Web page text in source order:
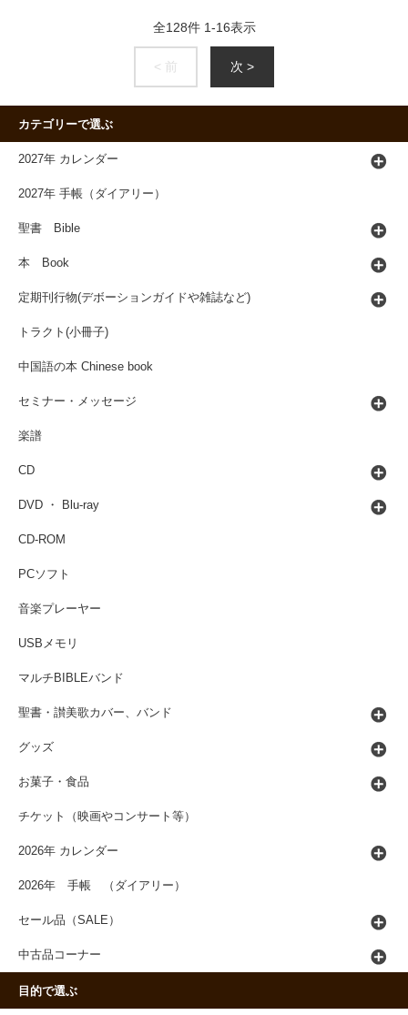
全128件 1-16表示
< 前 次 >
カテゴリーで選ぶ
2027年 カレンダー
2027年 手帳（ダイアリー）
聖書 Bible
本 Book
定期刊行物(デボーションガイドや雑誌など)
トラクト(小冊子)
中国語の本 Chinese book
セミナー・メッセージ
楽譜
CD
DVD ・ Blu-ray
CD-ROM
PCソフト
音楽プレーヤー
USBメモリ
マルチBIBLEバンド
聖書・讃美歌カバー、バンド
グッズ
お菓子・食品
チケット（映画やコンサート等）
2026年 カレンダー
2026年 手帳 （ダイアリー）
セール品（SALE）
中古品コーナー
目的で選ぶ